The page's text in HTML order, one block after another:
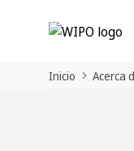
Inicio Acerca